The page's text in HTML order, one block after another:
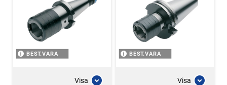
BEST.VARA
Visa
BEST.VARA
Visa